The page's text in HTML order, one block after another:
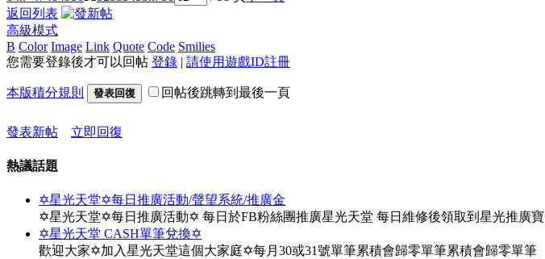
返回列表
高級模式
B Color Image Link Quote Code Smilies
您需要登錄後才可以回帖 登錄 | 請使用遊戲ID註冊
本版積分規則 發表回復 回帖後跳轉到最後一頁
發表新帖 立即回復
熱議話題
✡星光天堂✡每日推廣活動/聲望系統/推廣金
✡星光天堂✡每日推廣活動✡ 每日於FB粉絲團推廣星光天堂 每日維修後領取到星光推廣寶
✡星光天堂 CASH單筆兌換✡
歡迎大家✡加入星光天堂這個大家庭✡每月30或31號單筆累積會歸零單筆累積會歸零單筆